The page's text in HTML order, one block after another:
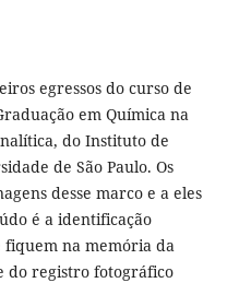
egressos do curso de
em Química na
do Instituto de
de São Paulo. Os
desse marco e a eles
é a identificação
fiquem na memória da
do registro fotográfico